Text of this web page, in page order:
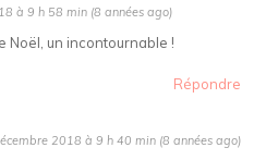
à 9 h 58 min (8 années ago)
Noël, un incontournable !
Répondre
2018 à 9 h 40 min (8 années ago)